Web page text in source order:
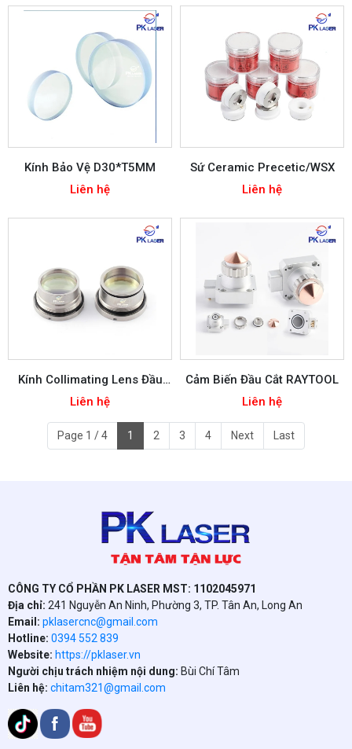
Kính Bảo Vệ D30*T5MM
Liên hệ
Sứ Ceramic Precetic/WSX
Liên hệ
Kính Collimating Lens Đầu
Cắt BM111
Liên hệ
Cảm Biến Đầu Cắt RAYTOOL
Liên hệ
Page 1 / 4 1 2 3 4 Next Last
CÔNG TY CỔ PHẦN PK LASER MST: 1102045971
Địa chỉ: 241 Nguyễn An Ninh, Phường 3, TP. Tân An, Long An
Email: pklasercnc@gmail.com
Hotline: 0394 552 839
Website: https://pklaser.vn
Người chịu trách nhiệm nội dung: Bùi Chí Tâm
Liên hệ: chitam321@gmail.com